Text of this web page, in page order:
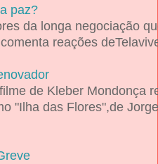
paz?
da longa negociação
de Kleber Mondonça
"Ilha das Flores",de